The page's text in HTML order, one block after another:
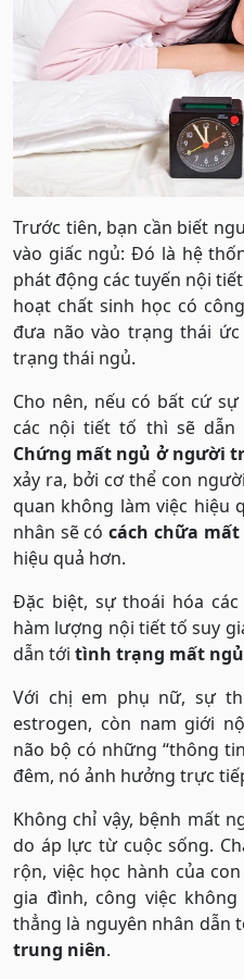
Trước tiên, bạn cần biết
vào giấc ngủ: Đó là hệ
phát động các tuyến nội
hoạt chất sinh học có
đưa não vào trạng thái
trạng thái ngủ.
Cho nên, nếu có bất cứ
các nội tiết tố thì sẽ
Chứng mất ngủ ở người
xảy ra, bởi cơ thể con
quan không làm việc hiệu
nhân sẽ cócách chữa
hiệu quả hơn.
Đặc biệt, sự thoái hóa
hàm lượng nội tiết tố suy
dẫn tới tình trạng mất
Với chị em phụ nữ, sự
estrogen, còn nam giới
não bộ có những “thông
đêm, nó ảnh hưởng trực
Không chỉ vậy, bệnh mất
do áp lực từ cuộc sống.
rộn, việc học hành của
gia đình, công việc
thẳng là nguyên nhân dẫn
trung niên.